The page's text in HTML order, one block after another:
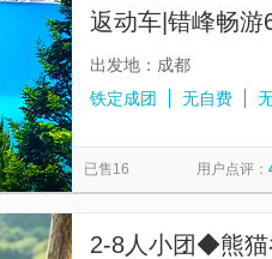
返动车|错峰畅游
出发地：成都
铁定成团
无自费
已售16 用户点评：
2-8人小团◆熊